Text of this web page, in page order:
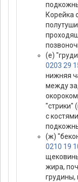
Корейка
(е)
0203 29
нижняя
между
"стрики"
с
(ж)
0210 19
жира,
грудины,